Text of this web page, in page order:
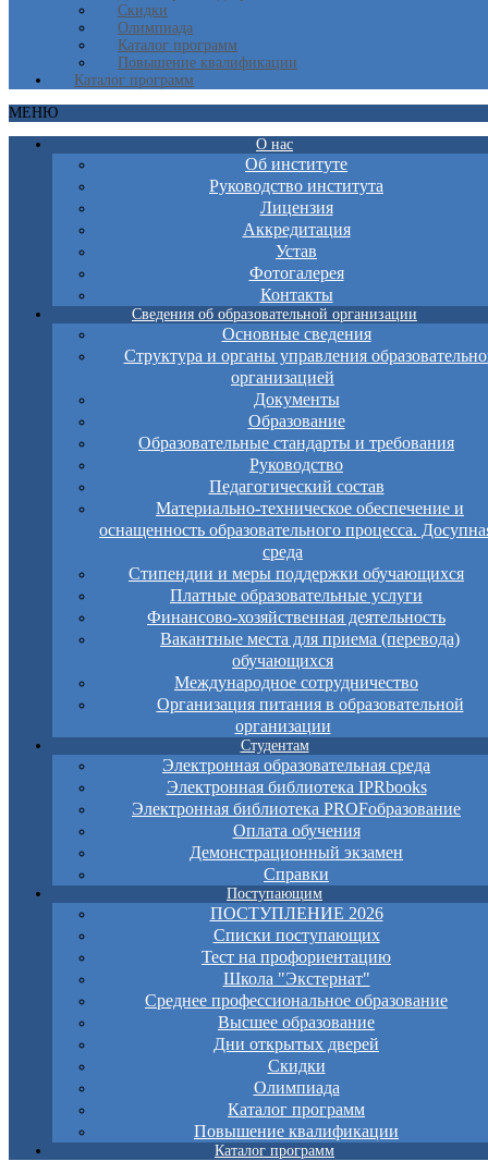
Скидки
Олимпиада
Каталог программ
Повышение квалификации
Каталог программ
МЕНЮ
О нас
Об институте
Руководство института
Лицензия
Аккредитация
Устав
Фотогалерея
Контакты
Сведения об образовательной организации
Основные сведения
Структура и органы управления
организацией
Документы
Образование
Образовательные стандарты и требования
Руководство
Педагогический состав
Материально-техническое обеспечение и
оснащенность образовательного процесса.
среда
Стипендии и меры поддержки обучающихся
Платные образовательные услуги
Финансово-хозяйственная деятельность
Вакантные места для приема (перевода)
обучающихся
Международное сотрудничество
Организация питания в образовательной
организации
Студентам
Электронная образовательная среда
Электронная библиотека IPRbooks
Электронная библиотека PROFобразование
Оплата обучения
Демонстрационный экзамен
Справки
Поступающим
ПОСТУПЛЕНИЕ 2026
Списки поступающих
Тест на профориентацию
Школа "Экстернат"
Среднее профессиональное образование
Высшее образование
Дни открытых дверей
Скидки
Олимпиада
Каталог программ
Повышение квалификации
Каталог программ